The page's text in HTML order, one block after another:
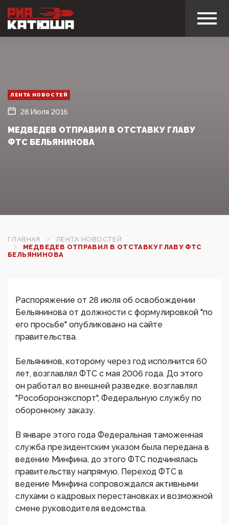
ЛЕНТА НОВОСТЕЙ
28 Июля 2016
МЕДВЕДЕВ ОТПРАВИЛ В ОТСТАВКУ ГЛАВУ
ФТС БЕЛЬЯНИНОВА
ГЛАВНАЯ
ЛЕНТА НОВОСТЕЙ
МЕДВЕДЕВ ОТПРАВИЛ В ОТСТАВКУ ГЛАВУ ФТС
БЕЛЬЯНИНОВА
Распоряжение от 28 июля об освобождении
Бельянинова от должности с формулировкой "по
его просьбе" опубликовано на сайте
правительства.
Бельянинов, которому через год исполнится 60
лет, возглавлял ФТС с мая 2006 года. До этого
он работал во внешней разведке, возглавлял
"Рособоронэкспорт", Федеральную службу по
оборонному заказу.
В январе этого года Федеральная таможенная
служба президентским указом была передана в
ведение Минфина, до этого ФТС подчинялась
правительству напрямую. Переход ФТС в
ведение Минфина сопровождался активными
слухами о кадровых перестановках и возможной
смене руководителя ведомства.